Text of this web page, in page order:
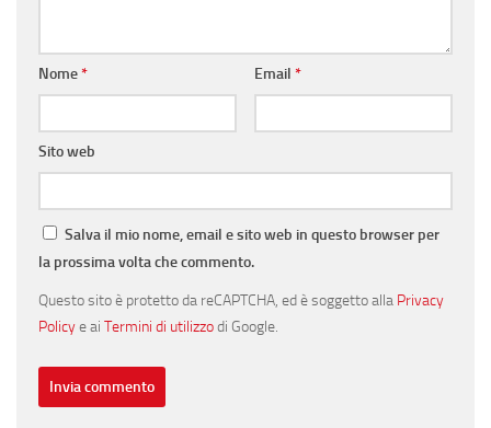
Nome* Email *
Sito web
Salva il mio nome, email e sito web in questo browser per
la prossima volta che commento.
Questo sito è protetto da reCAPTCHA, ed è soggetto alla Privacy
Policye ai Termini di utilizzodi Google.